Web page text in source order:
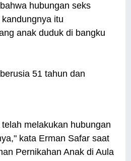
hubungan seks
itu
anak duduk di bangku
51 tahun dan
melakukan hubungan
kata Erman Safar saat
Pernikahan Anak di Aula